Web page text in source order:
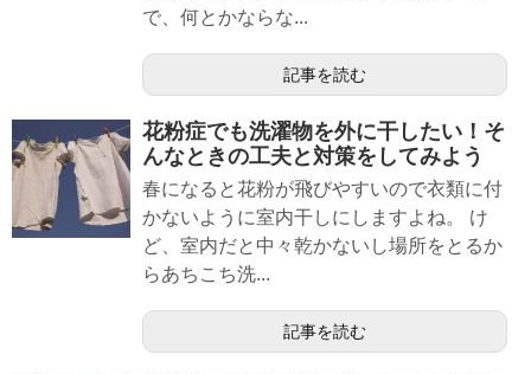
で、何とかならな...
記事を読む
花粉症でも洗濯物を外に干したい！そ
んなときの工夫と対策をしてみよう
春になると花粉が飛びやすいので衣類に付
かないように室内干しにしますよね。 け
ど、室内だと中々乾かないし場所をとるか
らあちこち洗...
記事を読む